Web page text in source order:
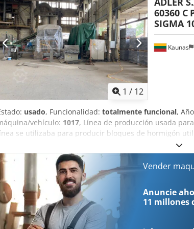
1 / 12
Kaunas
60360 C
SIGMA
usado, Funcionalidad: totalmente funcional,
vehículo: 1017, Línea de producción usada
se utilizaba para producir bloques de hormigón
ya no está en funcionamiento, se ha conservado. Línea
silos pequeños (con vibro, con aletas neumáticas).
tolva de pesaje. - Tolva de pesaje. - Transportador de
pesaje hasta la mezcladora. - Mezcladora FK Machinery
potencia del motor 18,5 kW). - Transportador de
vibratoria SIGMA 1000. - Prensa vibrante SIGMA
con mando automático TELEMECANIQUE
LE GRAND, Francia Nº de serie/año de
Vender
Anuncie
11 millones